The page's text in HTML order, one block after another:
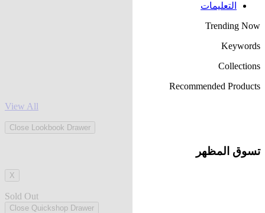
التعليمات
Trending Now
Keywords
Collections
Recommended Products
View All
Close Lookbook Drawer
تسوق المظهر
X
Sold Out
Close Quickshop Drawer